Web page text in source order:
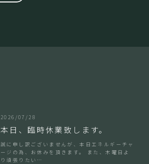
2026/07/28
本日、臨時休業致します。
誠に申し訳ございませんが、本日エネルギーチャ
ージの為、お休みを頂きます。 また、木曜日よ
り頑張りたい…